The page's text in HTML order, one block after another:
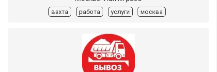
вахта работа услуги москва